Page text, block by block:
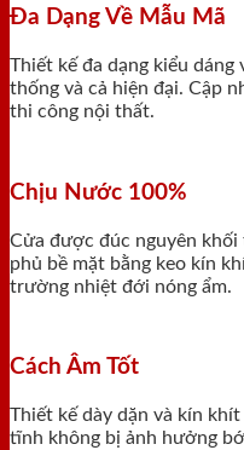
Đa Dạng Về Mẫu Mã
Thiết kế đa dạng kiểu
thống và cả hiện đại. Cập
thi công nội thất.
Chịu Nước 100%
Cửa được đúc nguyên
phủ bề mặt bằng keo kín
trường nhiệt đới nóng ẩm.
Cách Âm Tốt
Thiết kế dày dặn và kín
tĩnh không bị ảnh hưởng